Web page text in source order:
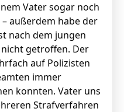
Vater sogar noch
außerdem habe der
nach dem jungen
getroffen. Der
auf Polizisten
immer
konnten. Vater uns
Strafverfahren